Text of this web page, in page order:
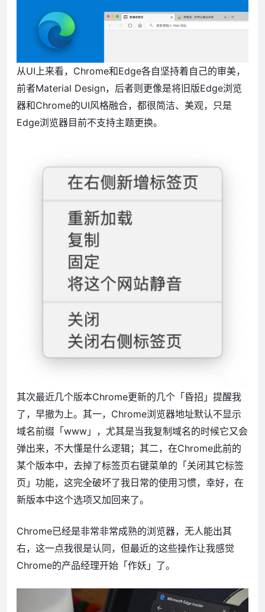
从UI上来看，Chrome和Edge各自坚持着自己的审美，
前者Material Design，后者则更像是将旧版Edge浏览
器和Chrome的UI风格融合，都很简洁、美观，只是
Edge浏览器目前不支持主题更换。
其次最近几个版本Chrome更新的几个「昏招」提醒我
了，早撤为上。其一，Chrome浏览器地址默认不显示
域名前缀「www」，尤其是当我复制域名的时候它又会
弹出来，不大懂是什么逻辑；其二，在Chrome此前的
某个版本中，去掉了标签页右键菜单的「关闭其它标签
页」功能，这完全破坏了我日常的使用习惯，幸好，在
新版本中这个选项又加回来了。
Chrome已经是非常非常成熟的浏览器，无人能出其
右，这一点我很是认同，但最近的这些操作让我感觉
Chrome的产品经理开始「作妖」了。